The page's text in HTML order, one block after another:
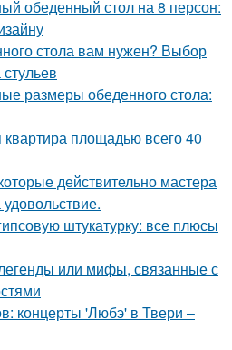
обеденный стол на 8 персон:
стола вам нужен? Выбор
размеры обеденного стола:
площадью всего 40
действительно мастера
штукатурку: все плюсы
или мифы, связанные с
концерты 'Любэ' в Твери –